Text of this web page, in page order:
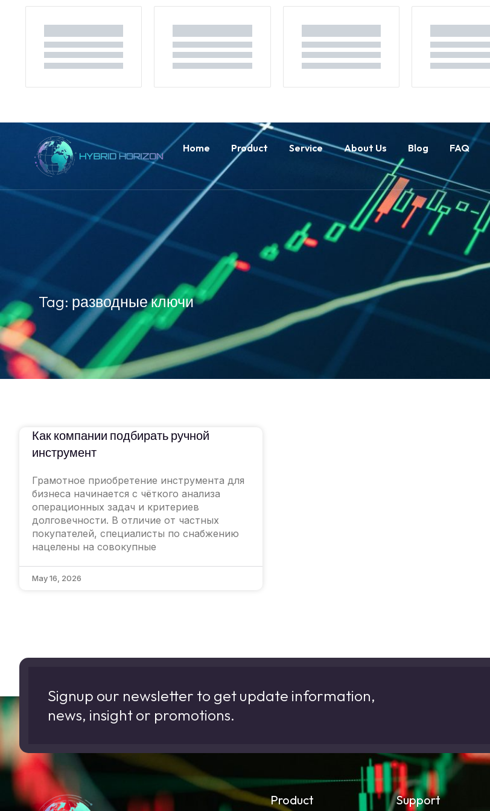
Home Product Service About Us Blog FAQ
Tag: разводные ключи
Как компании подбирать ручной
инструмент
Грамотное приобретение инструмента для
бизнеса начинается с чёткого анализа
операционных задач и критериев
долговечности. В отличие от частных
покупателей, специалисты по снабжению
нацелены на совокупные
May 16, 2026
Signup our newsletter to get update information,
news, insight or promotions.
Product Support